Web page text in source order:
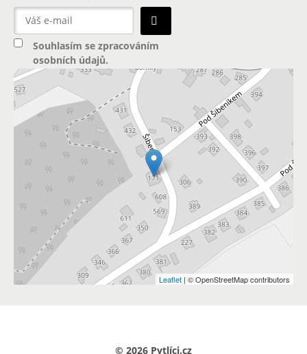
Leaflet | © OpenStreetMap contributors
Souhlasím se zpracováním
osobních údajů.
© 2026 Pytlíci.cz